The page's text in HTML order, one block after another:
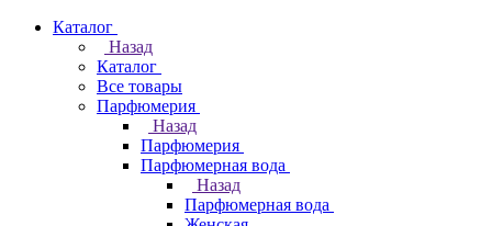
Каталог
Назад
Каталог
Все товары
Парфюмерия
Назад
Парфюмерия
Парфюмерная вода
Назад
Парфюмерная вода